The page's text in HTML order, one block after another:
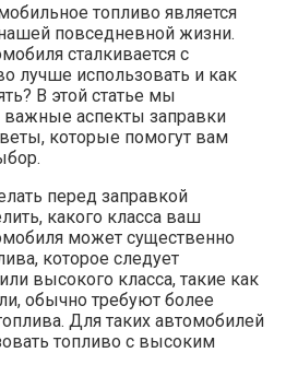
топливо является
повседневной жизни.
сталкивается с
лучше использовать и как
В этой статье мы
аспекты заправки
которые помогут вам
перед заправкой
какого класса ваш
может существенно
которое следует
высокого класса, такие как
обычно требуют более
Для таких автомобилей
топливо с высоким